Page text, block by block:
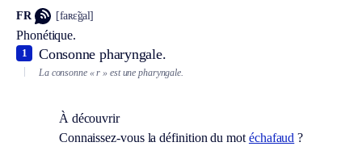
FR [faʀɛ̃gal]
Phonétique.
Consonne pharyngale.
1
La consonne « r » est une pharyngale.
À découvrir
Connaissez-vous la définition du mot échafaud ?